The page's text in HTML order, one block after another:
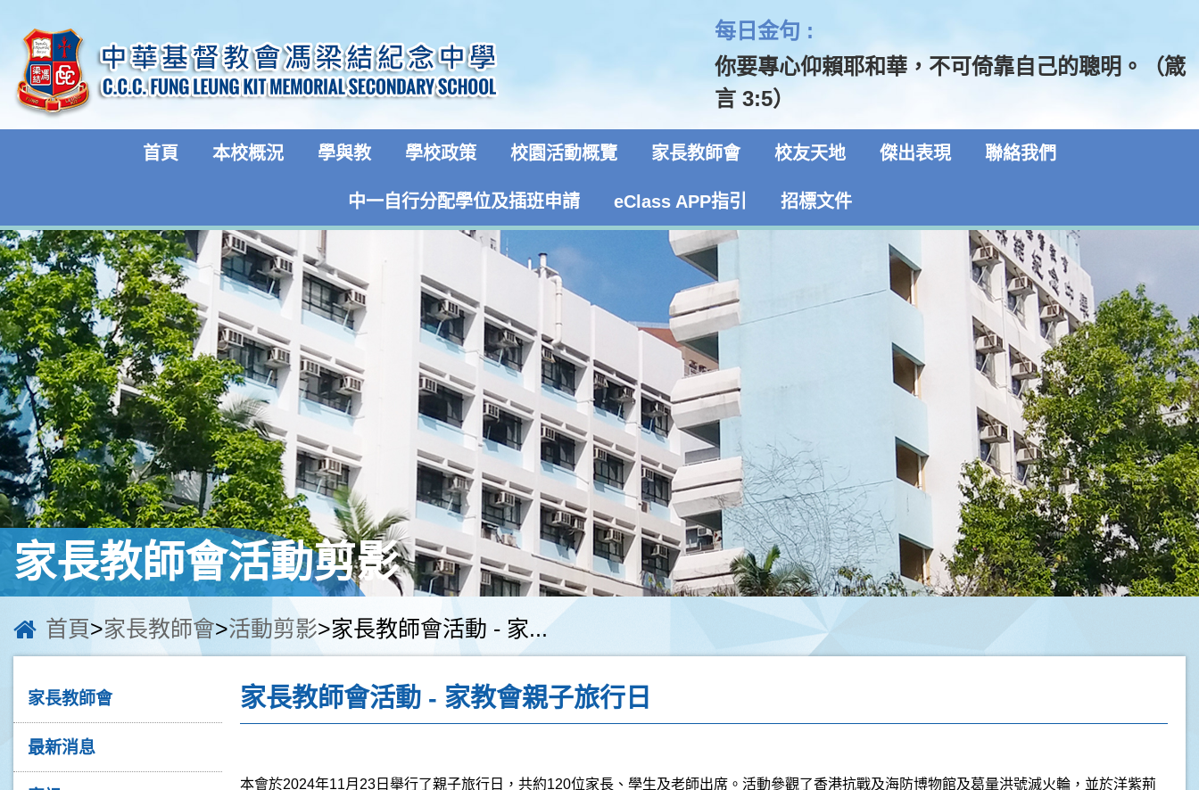
每日金句 :
你要專心仰賴耶和華，不可倚靠自己的聰明。（箴
言 3:5）
首頁 本校概況 學與教 學校政策 校園活動概覽 家長教師會 校友天地 傑出表現 聯絡我們
中一自行分配學位及插班申請 eClass APP指引 招標文件
家長教師會活動剪影
首頁>家長教師會>活動剪影>家長教師會活動 - 家...
家長教師會
最新消息
家長教師會活動 - 家教會親子旅行日
本會於2024年11月 23 日舉行了親子旅行日，共約120位家長、學生及老師出席。活動參觀了香港抗戰及海防博物館及葛量洪號滅火輪，並於洋紫荊